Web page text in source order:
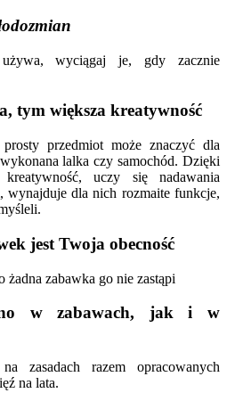
wyciągaj je, gdy zacznie
tym większa kreatywność
przedmiot może znaczyć dla
lalka czy samochód. Dzięki
uczy się nadawania
wynajduje dla nich rozmaite funkcje,
jest Twoja obecność
żadna zabawka go nie zastąpi
w zabawach, jak i w
zasadach razem opracowanych
na lata.